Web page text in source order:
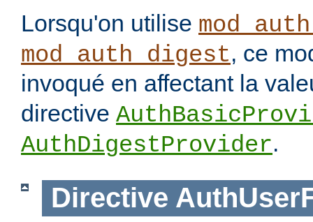
Lorsqu'on utilise
mod_auth_digest, ce
invoqué en affectant la
directive
AuthDigestProvider.
Directive